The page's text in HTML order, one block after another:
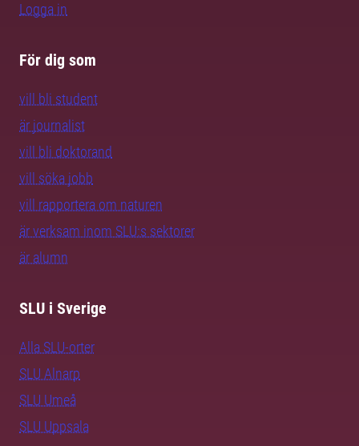
Logga in
För dig som
vill bli student
är journalist
vill bli doktorand
vill söka jobb
vill rapportera om naturen
är verksam inom SLU:s sektorer
är alumn
SLU i Sverige
Alla SLU-orter
SLU Alnarp
SLU Umeå
SLU Uppsala